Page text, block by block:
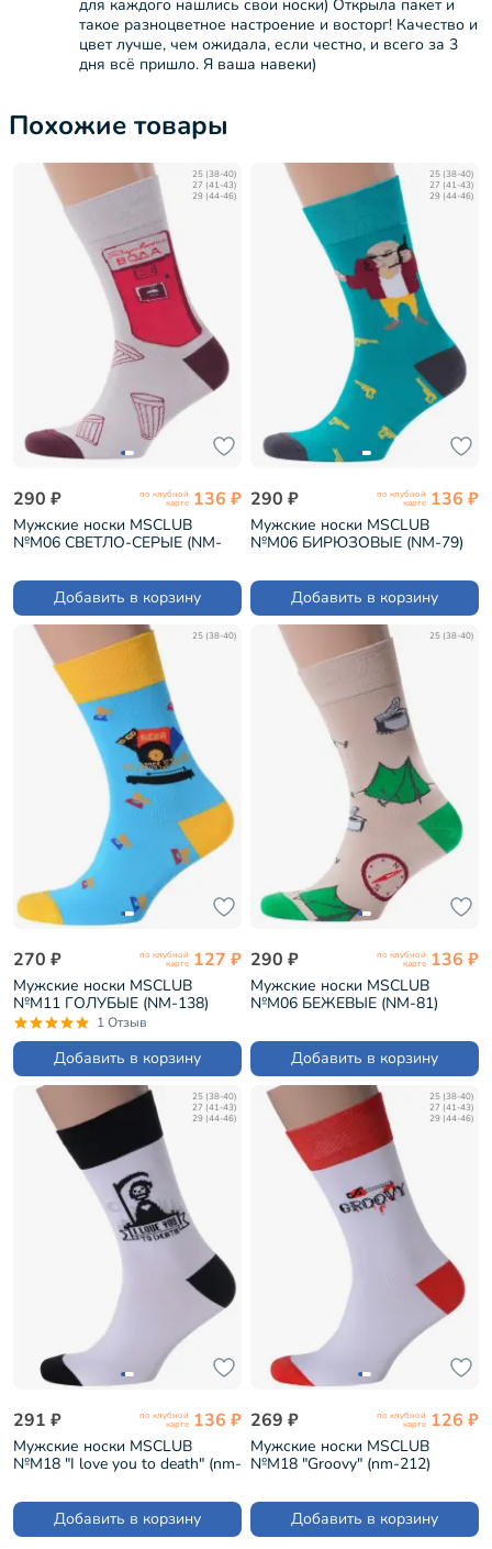
для каждого нашлись свои носки) Открыла пакет и
такое разноцветное настроение и восторг! Качество и
цвет лучше, чем ожидала, если честно, и всего за 3
дня всё пришло. Я ваша навеки)
Похожие товары
25 (38-40)
27 (41-43)
29 (44-46)
290 ₽ по клубной
карте 136 ₽
Мужские носки MSCLUB
№М06 СВЕТЛО-СЕРЫЕ (NM-
Добавить в корзину
25 (38-40)
27 (41-43)
29 (44-46)
290 ₽ по клубной
карте 136 ₽
Мужские носки MSCLUB
№М06 БИРЮЗОВЫЕ (NM-79)
Добавить в корзину
25 (38-40)
270 ₽ по клубной
карте 127 ₽
Мужские носки MSCLUB
№М11 ГОЛУБЫЕ (NM-138)
1 Отзыв
Добавить в корзину
25 (38-40)
290 ₽ по клубной
карте 136 ₽
Мужские носки MSCLUB
№М06 БЕЖЕВЫЕ (NM-81)
Добавить в корзину
25 (38-40)
27 (41-43)
29 (44-46)
291 ₽ по клубной
карте 136 ₽
Мужские носки MSCLUB
№М18 "I love you to death" (nm-
Добавить в корзину
25 (38-40)
27 (41-43)
29 (44-46)
269 ₽ по клубной
карте 126 ₽
Мужские носки MSCLUB
№М18 "Groovy" (nm-212)
Добавить в корзину